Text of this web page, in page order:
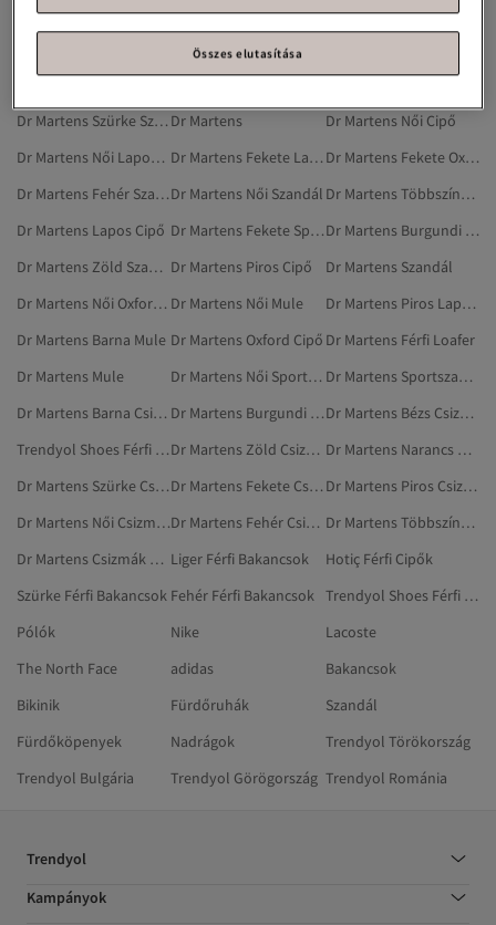
Dr Martens Zöld Cipő
Dr Martens Barna Lapos Cipő
Dr Martens Narancs Cipő
Dr Martens Szürke Szandál Dr Martens
Dr Martens Női Cipő
Dr Martens Női Lapos Cipő
Dr Martens Fekete Lapos Cipő
Dr Martens Fekete Oxford Cipő
Dr Martens Fehér SzandálDr Martens Női Szandál
Dr Martens Többszínű Lapos Cipő
Dr Martens Lapos Cipő
Dr Martens Fekete Sportszandál
Dr Martens Burgundi Lapos Cipő
Dr Martens Zöld Szandál Dr Martens Piros Cipő
Dr Martens Szandál
Dr Martens Női Oxford Cipő Dr Martens Női Mule
Dr Martens Piros Lapos Cipő
Dr Martens Barna Mule Dr Martens Oxford Cipő Dr Martens Férfi Loafer
Dr Martens Mule
Dr Martens Női Sportszandál
Dr Martens Sportszandál
Dr Martens Barna Csizmák És Magas Szárú Csizmák
Dr Martens Burgundi Csizmák És Magas Szárú Csizmák
Dr Martens Bézs Csizmák És Magas Szárú Csizmák
Trendyol Shoes Férfi Cipők
Dr Martens Zöld Csizmák És Magas Szárú Csizmák
Dr Martens Narancs Csizmák És Magas Szárú Csizmák
Dr Martens Szürke Csizmák És Magas Szárú Csizmák
Dr Martens Fekete Csizmák És Magas Szárú Csizmák
Dr Martens Piros Csizmák És Magas Szárú Csizmák
Dr Martens Női Csizmák És Magas Szárú Csizmák
Dr Martens Fehér Csizmák És Magas Szárú Csizmák
Dr Martens Többszínű Csizmák És Magas Szárú Csizmák
Dr Martens Csizmák És Magas Szárú Csizmák Liger Férfi Bakancsok
Hotiç Férfi Cipők
Szürke Férfi Bakancsok Fehér Férfi Bakancsok
Trendyol Shoes Férfi Bakancsok
Pólók
Nike
Lacoste
The North Face
adidas
Bakancsok
Bikinik
Fürdőruhák
Szandál
Fürdőköpenyek
Nadrágok
Trendyol Törökország
Trendyol Bulgária
Trendyol Görögország Trendyol Románia
Trendyol
Kampányok
Összes elutasítása